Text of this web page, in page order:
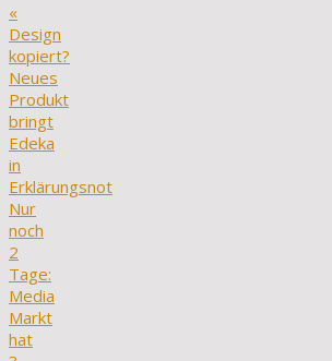
«
Design
kopiert?
Neues
Produkt
bringt
Edeka
in
Erklärungsnot
Nur
noch
2
Tage:
Media
Markt
hat